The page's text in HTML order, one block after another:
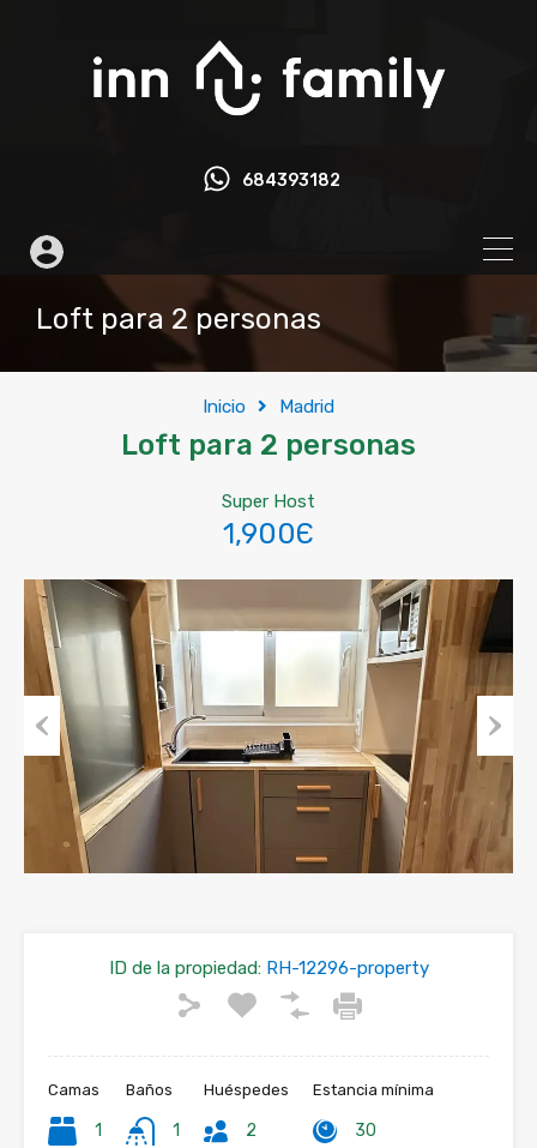
684393182
Loft para 2 personas
Inicio Madrid
Loft para 2 personas
Super Host
1,900Є
ID de la propiedad:RH-12296-property
Camas
1
Baños
1
Huéspedes
2
Estancia mínima
30